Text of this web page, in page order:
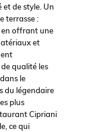
de style. Un
terrasse :
en offrant une
et
qualité les
le
du légendaire
plus
Cipriani
ce qui